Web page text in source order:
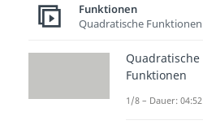
Funktionen
Quadratische Funktionen
Quadratische
Funktionen
1/8 – Dauer: 04:52